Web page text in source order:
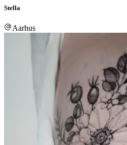
Stella
Aarhus